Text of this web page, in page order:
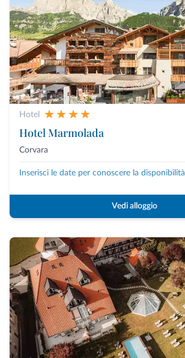
Hotel
Hotel Marmolada
Corvara
Inserisci le date per conoscere la disponibilità
Vedi alloggio